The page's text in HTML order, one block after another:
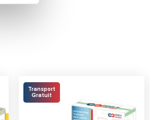
Transport
Gratuit